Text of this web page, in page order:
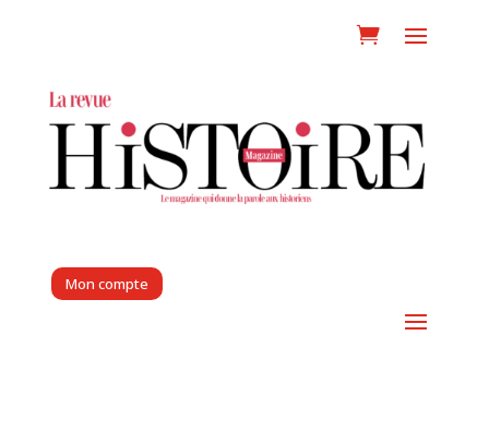
Mon compte